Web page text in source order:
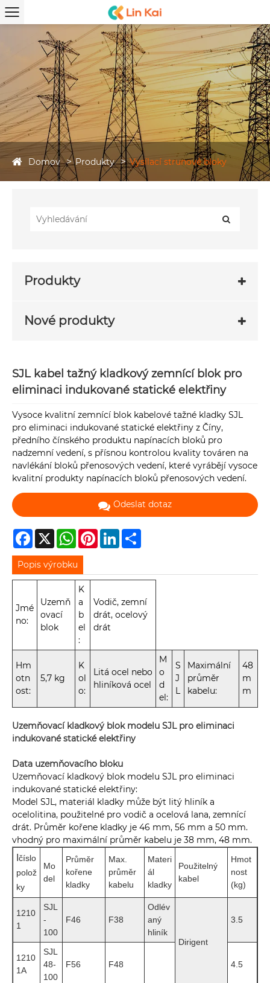
Domov Produkty Vysílací strunové bloky
Produkty
Nové produkty
SJL kabel tažný kladkový zemnící blok pro
eliminaci indukované statické elektřiny
Vysoce kvalitní zemnící blok kabelové tažné kladky SJL
pro eliminaci indukované statické elektřiny z Číny,
předního čínského produktu napínacích bloků pro
nadzemní vedení, s přísnou kontrolou kvality továren na
navlékání bloků přenosových vedení, které vyrábějí vysoce
kvalitní produkty napínacích bloků přenosových vedení.
Odeslat dotaz
Facebook
X WhatsAppPinterestLinkedIn
Popis výrobku
Jmé
no:
Uzemň
ovací
blok
K
a
b
el
:
Vodič, zemní
drát, ocelový
drát
Hm
otn
ost:
5,7 kg
K
ol
o:
Litá ocel nebo
hliníková ocel
M
o
d
el:
S
J
L
Maximální
průměr
kabelu:
48
m
m
Uzemňovací kladkový blok modelu SJL pro eliminaci
indukované statické elektřiny
Data uzemňovacího bloku
Uzemňovací kladkový blok modelu SJL pro eliminaci
indukované statické elektřiny:
Model SJL, materiál kladky může být litý hliník a
ocelolitina, použitelné pro vodič a ocelová lana, zemnící
drát. Průměr kořene kladky je 46 mm, 56 mm a 50 mm.
vhodný pro maximální průměr kabelu je 38 mm, 48 mm.
číslo
polož
ky
Mo
del
Průměr
kořene
kladky
Max.
průměr
kabelu
Materi
ál
kladky
Použitelný
kabel
Hmot
nost
(kg)
1210
1
SJL
-
100
F46 F38
Odlév
aný
hliník
Dirigent
3.5
1210
1A
SJL
48-
100
F56 F48 4.5